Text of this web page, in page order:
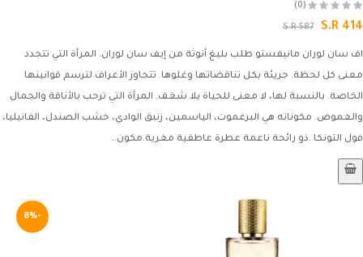
(0)
S.R 414
S.R 587
اف سان لوران مانيفستو طلب بليغ أنوثة من إيف سان لوران. المرأة التي تتجدد
معنى كل لحظة. جريئة بكل تناقضاتها وغلوها. تتجاوز الأعراف لترسم قوانينها
الخاصة. بالنسبة لها، لا معنى للحياة بلا شغف. المرأة التي ترحب بالأناقة والجمال
والغموض. مكوناته هي البرغموت، الياسمين، زنبق الوادي، خشب الصندل، الفانيليا،
فول التونكا .ذو رائحة ناعمة عطرة عاطفية مغرية.مكون..
-8%